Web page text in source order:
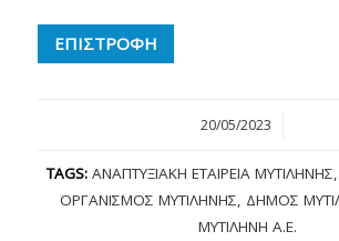
ΕΠΙΣΤΡΟΦΗ
20/05/2023
/
TAGS: ΑΝΑΠΤΥΞΙΑΚΉ ΕΤΑΙΡΕΊΑ ΜΥΤΙΛΉΝΗΣ
ΟΡΓΑΝΙΣΜΌΣ ΜΥΤΙΛΉΝΗΣ, ΔΉΜΟΣ
ΜΥΤΙΛΉΝΗ Α.Ε.